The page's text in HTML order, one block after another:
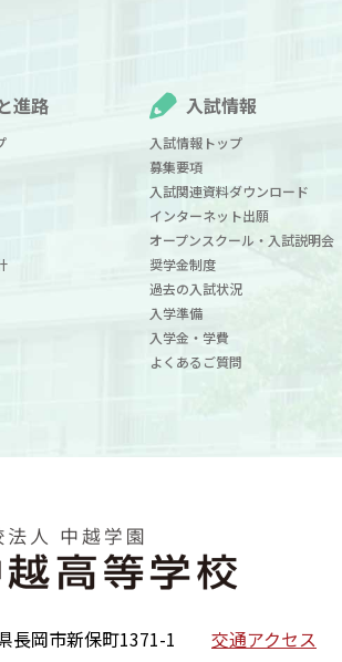
進路 入試情報
入試情報トップ
募集要項
入試関連資料ダウンロード
インターネット出願
オープンスクール・入試説明会
奨学金制度
過去の入試状況
入学準備
入学金・学費
よくあるご質問
長岡市新保町1371-1 交通アクセス